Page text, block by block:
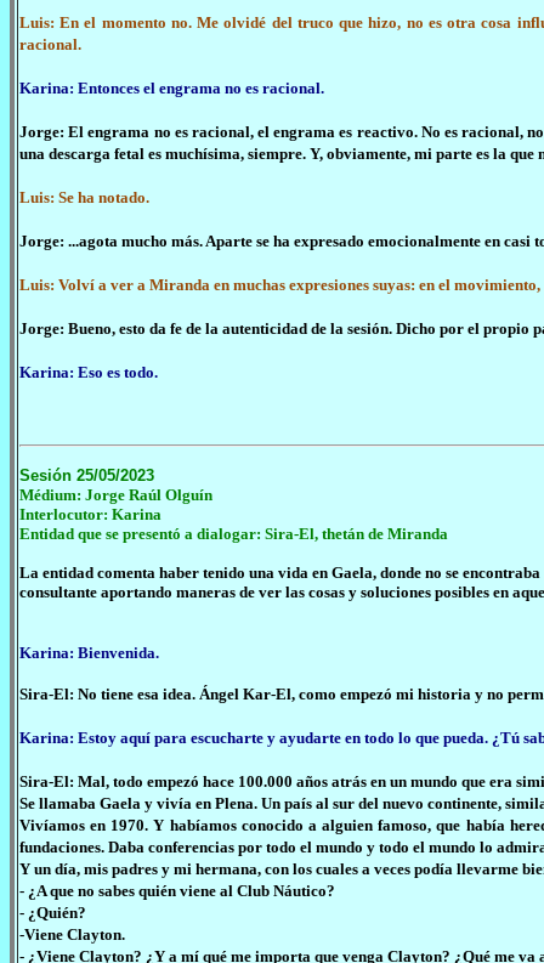
Luis: En el momento no. Me olvidé del truco que hizo, no es otra cosa
racional.
Karina: Entonces el engrama no es racional.
Jorge: El engrama no es racional, el engrama es reactivo. No es racional,
una descarga fetal es muchísima, siempre. Y, obviamente, mi parte es la que
Luis: Se ha notado.
Jorge: ...agota mucho más. Aparte se ha expresado emocionalmente en casi
Luis: Volví a ver a Miranda en muchas expresiones suyas: en el
Jorge: Bueno, esto da fe de la autenticidad de la sesión. Dicho por el propio
Karina: Eso es todo.
Sesión 25/05/2023
Médium: Jorge Raúl Olguín
Interlocutor: Karina
Entidad que se presentó a dialogar: Sira-El, thetán de Miranda
La entidad comenta haber tenido una vida en Gaela, donde no se
consultante aportando maneras de ver las cosas y soluciones posibles en
Karina: Bienvenida.
Sira-El: No tiene esa idea. Ángel Kar-El, como empezó mi historia y no
Karina: Estoy aquí para escucharte y ayudarte en todo lo que pueda. ¿Tú
Sira-El: Mal, todo empezó hace 100.000 años atrás en un mundo que era
Se llamaba Gaela y vivía en Plena. Un país al sur del nuevo continente,
Vivíamos en 1970. Y habíamos conocido a alguien famoso, que había
fundaciones. Daba conferencias por todo el mundo y todo el mundo lo
Y un día, mis padres y mi hermana, con los cuales a veces podía llevarme
- ¿A que no sabes quién viene al Club Náutico?
- ¿Quién?
-Viene Clayton.
- ¿Viene Clayton? ¿Y a mí qué me importa que venga Clayton? ¿Qué me